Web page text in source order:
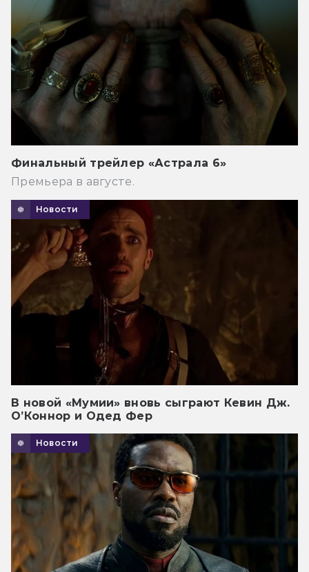
Финальный трейлер «Астрала 6»
Премьера в августе.
Новости
В новой «Мумии» вновь сыграют Кевин Дж.
О’Коннор и Одед Фер
Новости